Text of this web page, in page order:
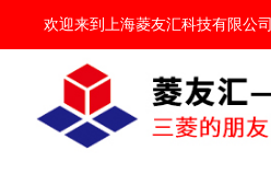
欢迎来到 上海菱友汇科技有限公司